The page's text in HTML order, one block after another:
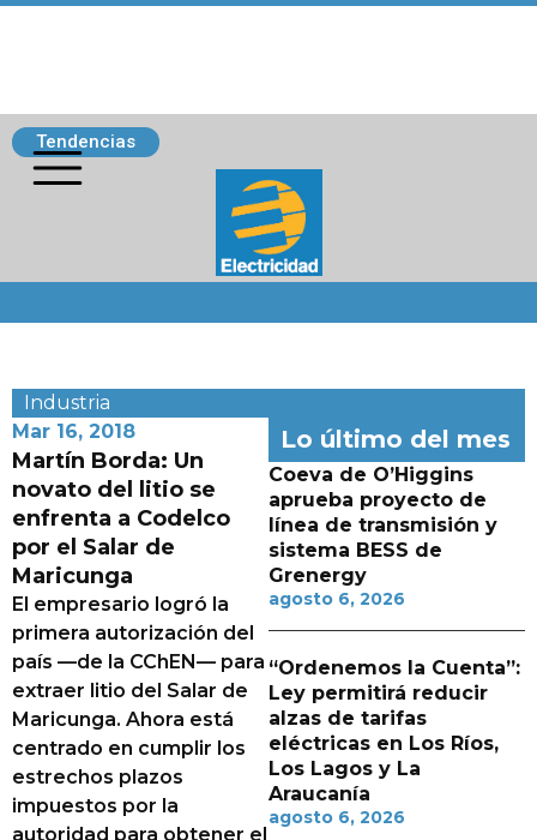
Tendencias
Industria
Mar 16, 2018
Martín Borda: Un
novato del litio se
enfrenta a Codelco
por el Salar de
Maricunga
El empresario logró la
primera autorización del
país —de la CChEN— para
extraer litio del Salar de
Maricunga. Ahora está
centrado en cumplir los
estrechos plazos
impuestos por la
autoridad para obtener el
Lo último del mes
Coeva de O’Higgins
aprueba proyecto de
línea de transmisión y
sistema BESS de
Grenergy
agosto 6, 2026
“Ordenemos la Cuenta”:
Ley permitirá reducir
alzas de tarifas
eléctricas en Los Ríos,
Los Lagos y La
Araucanía
agosto 6, 2026